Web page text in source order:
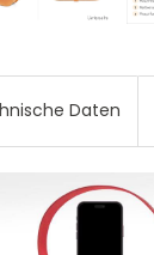
Daten